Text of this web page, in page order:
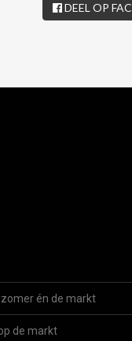
DEEL OP
zomer én de markt
de markt